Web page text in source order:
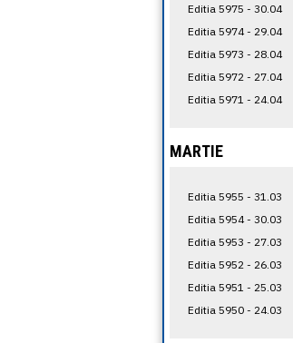
Editia 5975 - 30.04
Editia 5974 - 29.04
Editia 5973 - 28.04
Editia 5972 - 27.04
Editia 5971 - 24.04
MARTIE
Editia 5955 - 31.03
Editia 5954 - 30.03
Editia 5953 - 27.03
Editia 5952 - 26.03
Editia 5951 - 25.03
Editia 5950 - 24.03